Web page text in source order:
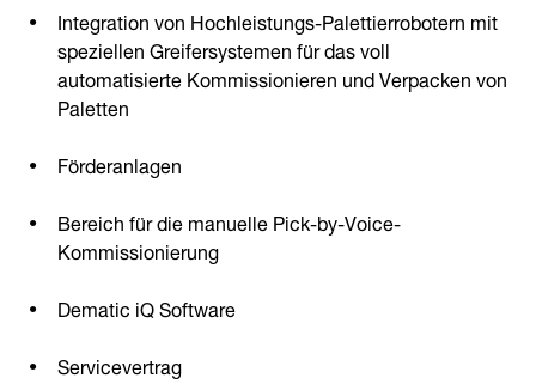
Integration von Hochleistungs-Palettierrobotern mit
speziellen Greifersystemen für das voll
automatisierte Kommissionieren und Verpacken von
Paletten
Förderanlagen
Bereich für die manuelle Pick-by-Voice-
Kommissionierung
Dematic iQ Software
Servicevertrag